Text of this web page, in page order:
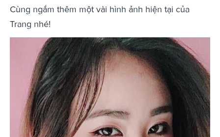
Cùng ngắm thêm một vài hình ảnh hiện tại của
Trang nhé!